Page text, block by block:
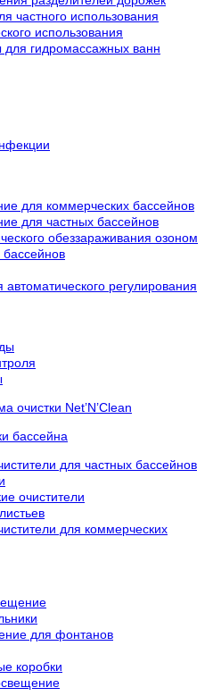
частного использования
использования
гидромассажных ванн
для коммерческих бассейнов
для частных бассейнов
обеззараживания озоном
регулирования
очистки Net’N’Clean
бассейна
для частных бассейнов
очистители
для коммерческих
для фонтанов
коробки